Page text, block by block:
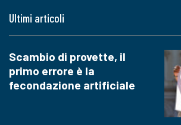
Ultimi articoli
Scambio di provette, il
primo errore è la
fecondazione artificiale